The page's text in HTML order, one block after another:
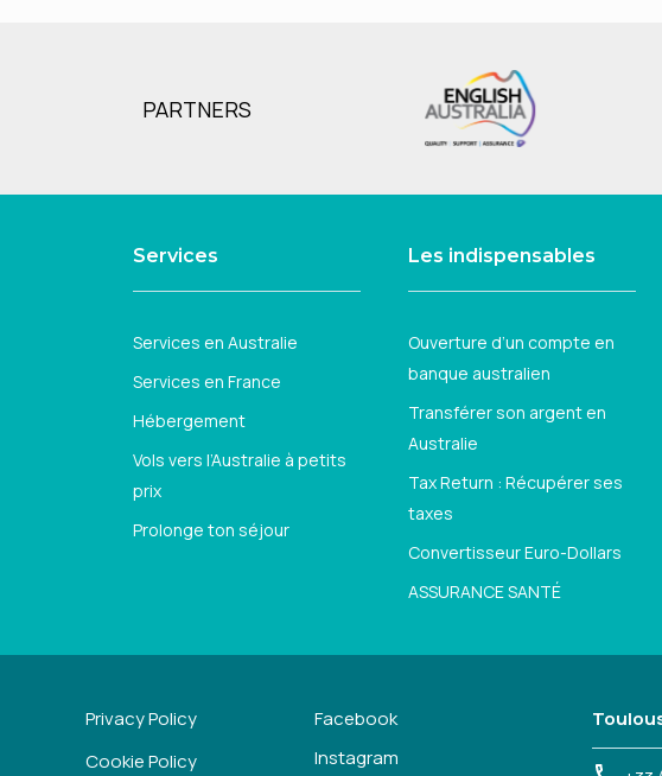
PARTNERS
Services
Services en Australie
Services en France
Hébergement
Vols vers l’Australie à petits
prix
Prolonge ton séjour
Les indispensables
Ouverture d’un compte en
banque australien
Transférer son argent en
Australie
Tax Return : Récupérer ses
taxes
Convertisseur Euro-Dollars
ASSURANCE SANTÉ
Privacy Policy
Cookie Policy
Facebook
Instagram